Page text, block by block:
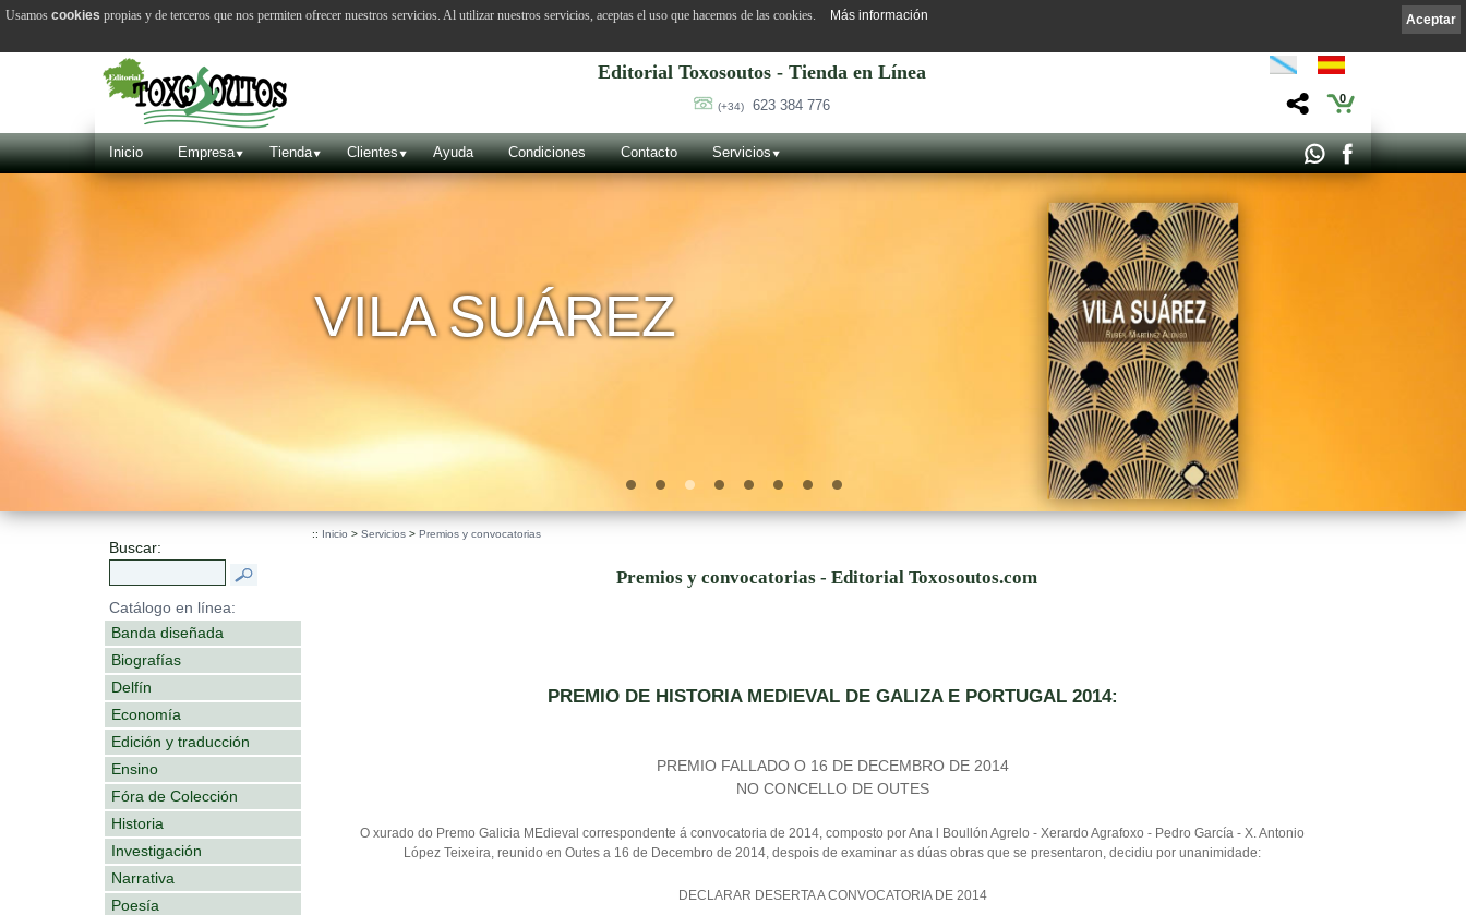
Editorial Toxosoutos - Tienda en Línea
(+34) 623 384 776 0
Inicio Empresa Tienda Clientes Ayuda Condiciones Contacto Servicios
VILA SUÁREZ
Buscar:
Catálogo en línea:
Banda diseñada
Biografías
Delfín
Economía
Edición y traducción
Ensino
Fóra de Colección
Historia
Investigación
Narrativa
Poesía
:: Inicio > Servicios > Premios y convocatorias
Premios y convocatorias - Editorial Toxosoutos.com
PREMIO DE HISTORIA MEDIEVAL DE GALIZA E PORTUGAL 2014:
PREMIO FALLADO O 16 DE DECEMBRO DE 2014
NO CONCELLO DE OUTES
O xurado do Premo Galicia MEdieval correspondente á convocatoria de 2014, composto por Ana l Boullón Agrelo - Xerardo Agrafoxo - Pedro García - X. Antonio
López Teixeira, reunido en Outes a 16 de Decembro de 2014, despois de examinar as dúas obras que se presentaron, decidiu por unanimidade:
DECLARAR DESERTA A CONVOCATORIA DE 2014
Aceptar
Usamos cookies propias y de terceros que nos permiten ofrecer nuestros servicios. Al utilizar nuestros servicios, aceptas el uso que hacemos de las cookies. Más información